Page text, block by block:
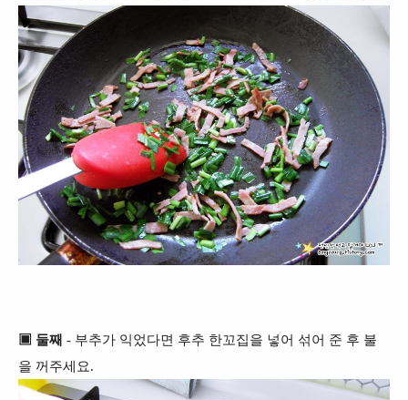
▣ 둘째 - 부추가 익었다면 후추 한꼬집을 넣어 섞어 준 후 불
을 꺼주세요.